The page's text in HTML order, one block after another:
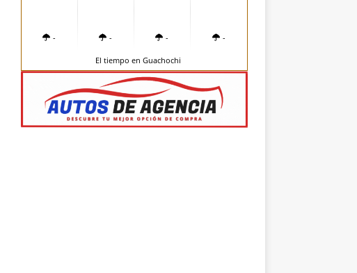
- - - -
El tiempo en Guachochi